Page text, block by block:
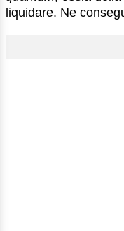
liquidare. Ne